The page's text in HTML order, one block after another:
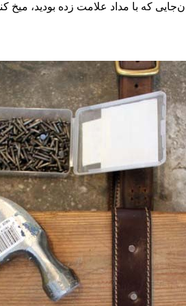
که با مداد علامت زده بودید، میخ